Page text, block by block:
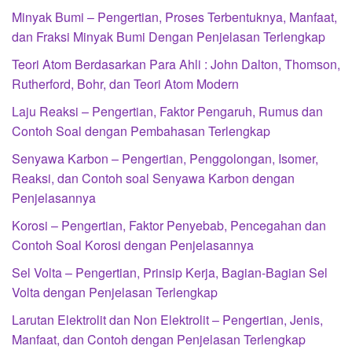
Minyak Bumi – Pengertian, Proses Terbentuknya, Manfaat,
dan Fraksi Minyak Bumi Dengan Penjelasan Terlengkap
Teori Atom Berdasarkan Para Ahli : John Dalton, Thomson,
Rutherford, Bohr, dan Teori Atom Modern
Laju Reaksi – Pengertian, Faktor Pengaruh, Rumus dan
Contoh Soal dengan Pembahasan Terlengkap
Senyawa Karbon – Pengertian, Penggolongan, Isomer,
Reaksi, dan Contoh soal Senyawa Karbon dengan
Penjelasannya
Korosi – Pengertian, Faktor Penyebab, Pencegahan dan
Contoh Soal Korosi dengan Penjelasannya
Sel Volta – Pengertian, Prinsip Kerja, Bagian-Bagian Sel
Volta dengan Penjelasan Terlengkap
Larutan Elektrolit dan Non Elektrolit – Pengertian, Jenis,
Manfaat, dan Contoh dengan Penjelasan Terlengkap